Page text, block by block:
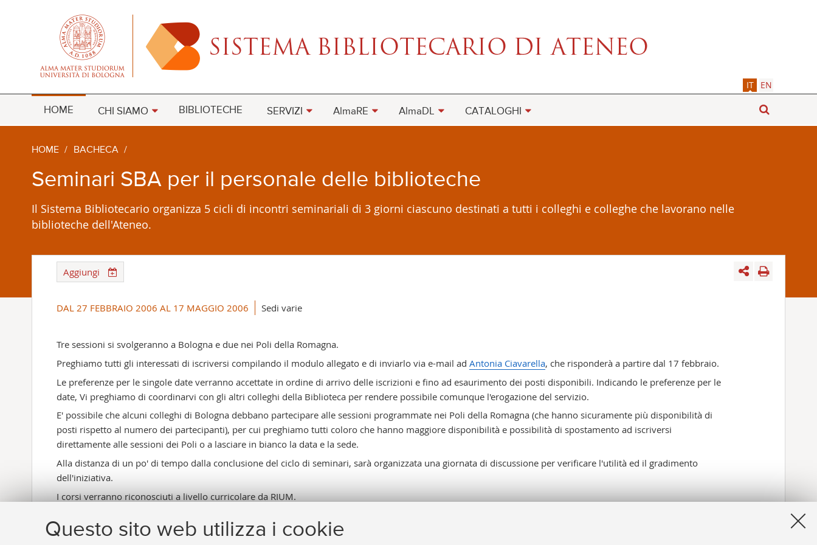
Questo sito web utilizza i cookie
IT EN
HOME CHI SIAMO BIBLIOTECHE SERVIZI AlmaRE AlmaDL CATALOGHI
HOME / BACHECA /
Seminari SBA per il personale delle biblioteche
Il Sistema Bibliotecario organizza 5 cicli di incontri seminariali di 3 giorni ciascuno destinati a tutti i colleghi e colleghe che lavorano nelle
biblioteche dell'Ateneo.
Aggiungi
DAL 27 FEBBRAIO 2006 AL 17 MAGGIO 2006 Sedi varie
Tre sessioni si svolgeranno a Bologna e due nei Poli della Romagna.
Preghiamo tutti gli interessati di iscriversi compilando il modulo allegato e di inviarlo via e-mail ad Antonia Ciavarella, che risponderà a partire dal 17 febbraio.
Le preferenze per le singole date verranno accettate in ordine di arrivo delle iscrizioni e fino ad esaurimento dei posti disponibili. Indicando le preferenze per le
date, Vi preghiamo di coordinarvi con gli altri colleghi della Biblioteca per rendere possibile comunque l'erogazione del servizio.
E' possibile che alcuni colleghi di Bologna debbano partecipare alle sessioni programmate nei Poli della Romagna (che hanno sicuramente più disponibilità di
posti rispetto al numero dei partecipanti), per cui preghiamo tutti coloro che hanno maggiore disponibilità e possibilità di spostamento ad iscriversi
direttamente alle sessioni dei Poli o a lasciare in bianco la data e la sede.
Alla distanza di un po' di tempo dalla conclusione del ciclo di seminari, sarà organizzata una giornata di discussione per verificare l'utilità ed il gradimento
dell'iniziativa.
I corsi verranno riconosciuti a livello curricolare da RIUM.